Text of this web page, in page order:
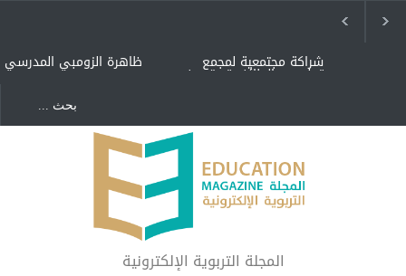
ظاهرة الزومبي المدرسي شراكة مجتمعية لمجمع
تعليمي بالطائف تستهدف
"كنت أنضرب ومافيني إلا
العافية" هل هذا مبرر
لاستمرار أسلوب التربية
المتوارث؟
لماذا تعد برامج توعية الأطفال
بخصوصية الجسد وقاية لا
فضول؟
المجلة التربوية الإلكترونية